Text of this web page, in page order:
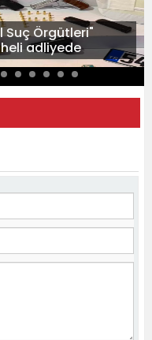
Suç Örgütleri"
adliyede